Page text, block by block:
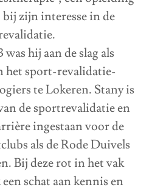
zijn interesse in de
hij aan de slag als
het sport-revalidatie-
te Lokeren. Stany is
de sportrevalidatie en
ingestaan voor de
als de Rode Duivels
Bij deze rot in het vak
schat aan kennis en